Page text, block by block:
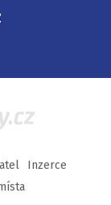
Inzerce